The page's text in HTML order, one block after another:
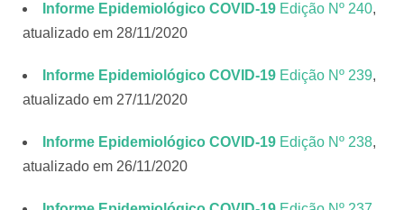
Informe Epidemiológico COVID-19 Edição Nº 240,
atualizado em 28/11/2020
Informe Epidemiológico COVID-19 Edição Nº 239,
atualizado em 27/11/2020
Informe Epidemiológico COVID-19 Edição Nº 238,
atualizado em 26/11/2020